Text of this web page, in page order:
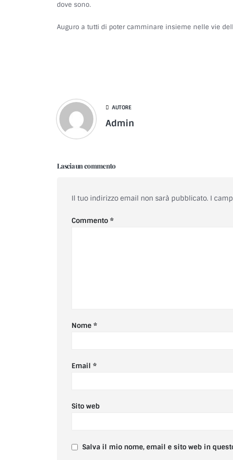
dove sono.
Auguro a tutti di poter camminare insieme nelle vie
p.
AUTORE
Admin
Lascia un commento
Il tuo indirizzo email non sarà pubblicato. I
Commento *
Nome *
Email *
Sito web
Salva il mio nome, email e sito web in